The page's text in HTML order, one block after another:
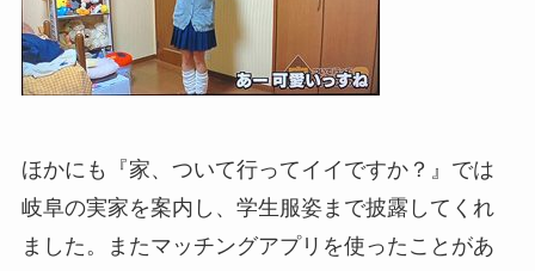
ほかにも『家、ついて行ってイイですか？』では
岐阜の実家を案内し、学生服姿まで披露してくれ
ました。またマッチングアプリを使ったことがあ